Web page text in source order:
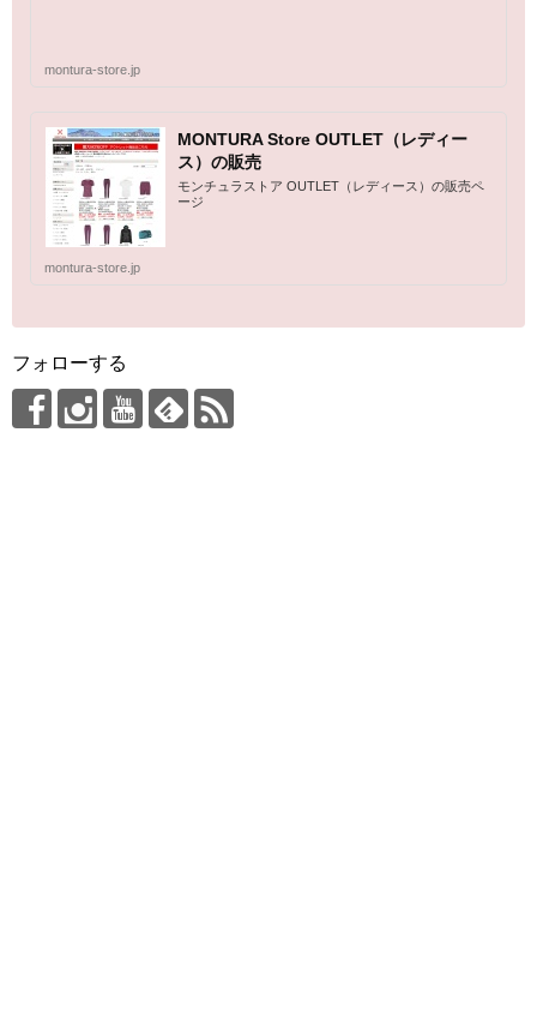
montura-store.jp
MONTURA Store OUTLET（レディー
ス）の販売
モンチュラストア OUTLET（レディース）の販売ペ
ージ
montura-store.jp
フォローする